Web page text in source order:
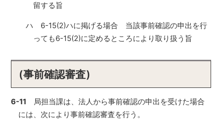
留する旨
ハ 6-15(2)ハに掲げる場合 当該事前確認の申出を行
っても6-15(2)に定めるところにより取り扱う旨
(事前確認審査)
6-11 局担当課は、法人から事前確認の申出を受けた場合
には、次により事前確認審査を行う。